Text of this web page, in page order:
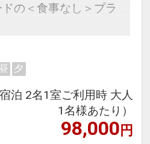
の＜食事なし＞プラ
ックパッケージだか
はもちろん周遊旅行
1泊だけの宿泊や延
ども自由自在です。
ジ会員の方にはフライ
昼 夕
宿泊 2名1室ご利用時 大人
1名様あたり）
98,000円